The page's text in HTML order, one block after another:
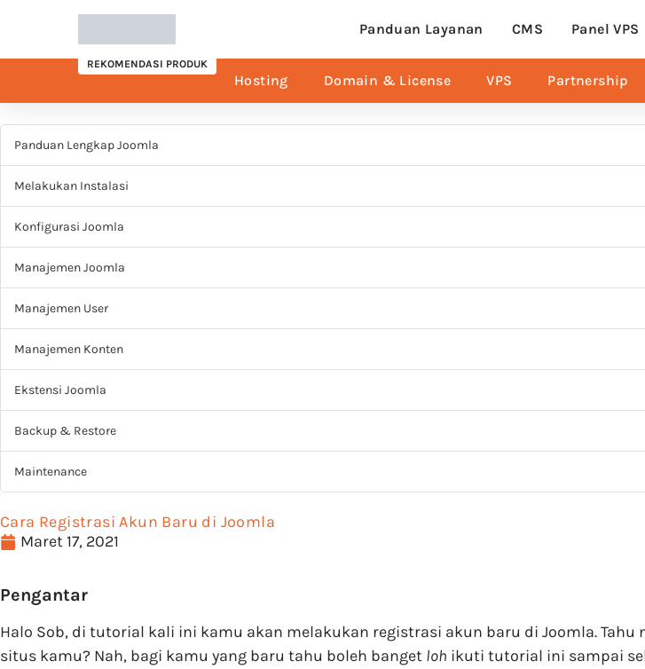
Panduan Layanan CMS Panel VPS
REKOMENDASI PRODUK
Hosting Domain & License VPS Partnership
Panduan Lengkap Joomla
Melakukan Instalasi
Konfigurasi Joomla
Manajemen Joomla
Manajemen User
Manajemen Konten
Ekstensi Joomla
Backup & Restore
Maintenance
Cara Registrasi Akun Baru di Joomla
Maret 17, 2021
Pengantar
Halo Sob, di tutorial kali ini kamu akan melakukan registrasi akun baru di Joomla. Tahu
situs kamu? Nah, bagi kamu yang baru tahu boleh banget loh ikuti tutorial ini sampai